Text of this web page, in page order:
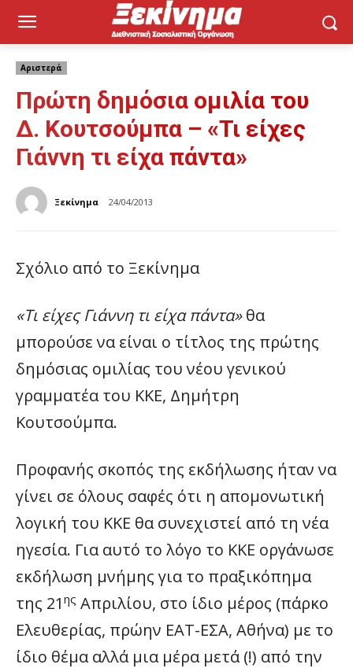
Αριστερά
Πρώτη δημόσια ομιλία του
Δ. Κουτσούμπα – «Τι είχες
Γιάννη τι είχα πάντα»
Ξεκίνημα 24/04/2013
Σχόλιο από το Ξεκίνημα
«Τι είχες Γιάννη τι είχα πάντα»θα
μπορούσε να είναι ο τίτλος της πρώτης
δημόσιας ομιλίας του νέου γενικού
γραμματέα του ΚΚΕ, Δημήτρη
Κουτσούμπα.
Προφανής σκοπός της εκδήλωσης ήταν να
γίνει σε όλους σαφές ότι η απομονωτική
λογική του ΚΚΕ θα συνεχιστεί από τη νέα
ηγεσία. Για αυτό το λόγο το ΚΚΕ οργάνωσε
εκδήλωση μνήμης για το πραξικόπημα
της 21 ης Απριλίου, στο ίδιο μέρος (πάρκο
Ελευθερίας, πρώην ΕΑΤ-ΕΣΑ, Αθήνα) με το
ίδιο θέμα αλλά μια μέρα μετά (!) από την